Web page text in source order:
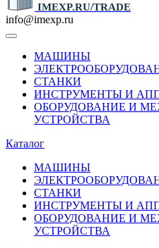
IMEXP.RU/TRADE
info@imexp.ru
МАШИНЫ
СТАНКИ
ИНСТРУМЕНТЫ И
ОБОРУДОВАНИЕ И
УСТРОЙСТВА
Каталог
МАШИНЫ
СТАНКИ
ИНСТРУМЕНТЫ И
ОБОРУДОВАНИЕ И
УСТРОЙСТВА